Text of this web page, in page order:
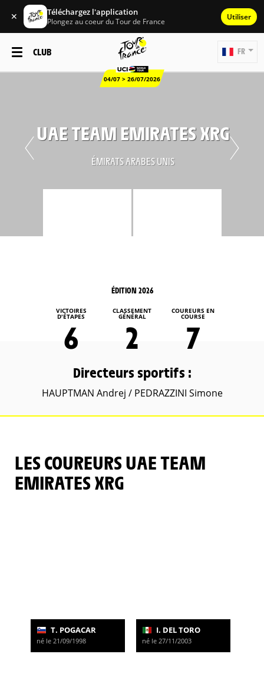
✕ Téléchargez l'application
Plongez au coeur du Tour de France Utiliser
CLUB
04/07 > 26/07/2026
FR
UAE TEAM EMIRATES XRG
ÉMIRATS ARABES UNIS
ÉDITION 2026
VICTOIRES
D'ÉTAPES
6
CLASSEMENT
GÉNÉRAL
2
COUREURS EN
COURSE
7
Directeurs sportifs :
HAUPTMAN Andrej / PEDRAZZINI Simone
LES COUREURS UAE TEAM
EMIRATES XRG
T. POGACAR
né le 21/09/1998
I. DEL TORO
né le 27/11/2003